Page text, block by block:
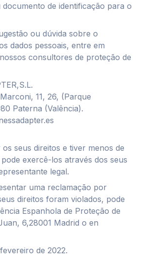
documento de identificação para o
ou dúvida sobre o
dados pessoais, entre em
consultores de proteção de
11, 26, (Parque
Paterna (Valência).
seus direitos e tiver menos de
exercê-los através dos seus
legal.
uma reclamação por
direitos foram violados, pode
Espanhola de Proteção de
6,28001 Madrid o en
de 2022.